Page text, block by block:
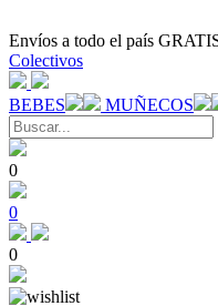
Envíos a todo el país
Colectivos
BEBES MUÑECOS
0
0
0